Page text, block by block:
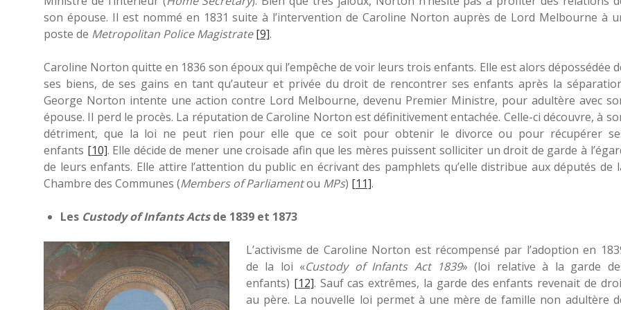
son épouse. Il est nommé en 1831 suite à l’intervention de Caroline Norton auprès de Lord Melbourne à
poste de Metropolitan Police Magistrate [9].
Caroline Norton quitte en 1836 son époux qui l’empêche de voir leurs trois enfants. Elle est alors dépossédée
ses biens, de ses gains en tant qu’auteur et privée du droit de rencontrer ses enfants après la
George Norton intente une action contre Lord Melbourne, devenu Premier Ministre, pour adultère avec
épouse. Il perd le procès. La réputation de Caroline Norton est définitivement entachée. Celle-ci découvre, à
détriment, que la loi ne peut rien pour elle que ce soit pour obtenir le divorce ou pour récupérer
enfants [10]. Elle décide de mener une croisade afin que les mères puissent solliciter un droit de garde à
de leurs enfants. Elle attire l’attention du public en écrivant des pamphlets qu’elle distribue aux députés de
Chambre des Communes (Members of Parliamentou MPs) [11].
Les Custody of Infants Actsde 1839 et 1873
L’activisme de Caroline Norton est récompensé par l’adoption en
de la loi «Custody of Infants Act 1839» (loi relative à la garde
enfants) [12]. Sauf cas extrêmes, la garde des enfants revenait de
au père. La nouvelle loi permet à une mère de famille non adultère